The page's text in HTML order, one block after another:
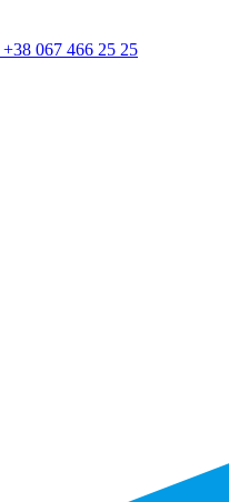
+38 067 466 25 25